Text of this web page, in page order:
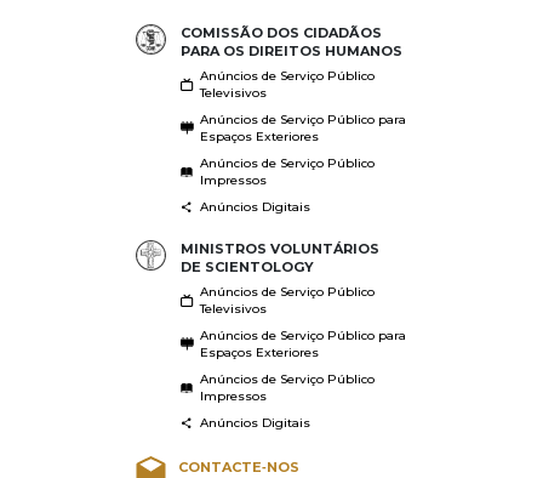
COMISSÃO DOS CIDADÃOS
PARA OS DIREITOS HUMANOS
Anúncios de Serviço Público
Televisivos
Anúncios de Serviço Público para
Espaços Exteriores
Anúncios de Serviço Público
Impressos
Anúncios Digitais
MINISTROS VOLUNTÁRIOS
DE SCIENTOLOGY
Anúncios de Serviço Público
Televisivos
Anúncios de Serviço Público para
Espaços Exteriores
Anúncios de Serviço Público
Impressos
Anúncios Digitais
CONTACTE‑NOS